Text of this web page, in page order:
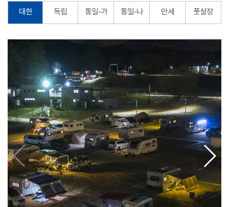
대한 독립 통일-가 통일-나 만세 풋살장